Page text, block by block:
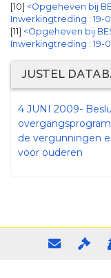
10 <Opgeheven bij
Inwerkingtreding : 19-
[11] <Opgeheven bij
Inwerkingtreding : 19-
JUSTEL
4 JUNI 2009-
de vergunningen
voor ouderen